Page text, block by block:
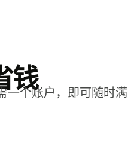
钱
一个账户，即可随时满